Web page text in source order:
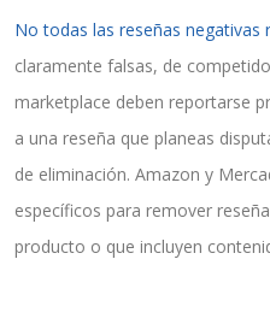
No todas las reseñas negativas
claramente falsas, de
marketplace deben reportarse
a una reseña que planeas
de eliminación. Amazon y
específicos para remover
producto o que incluyen